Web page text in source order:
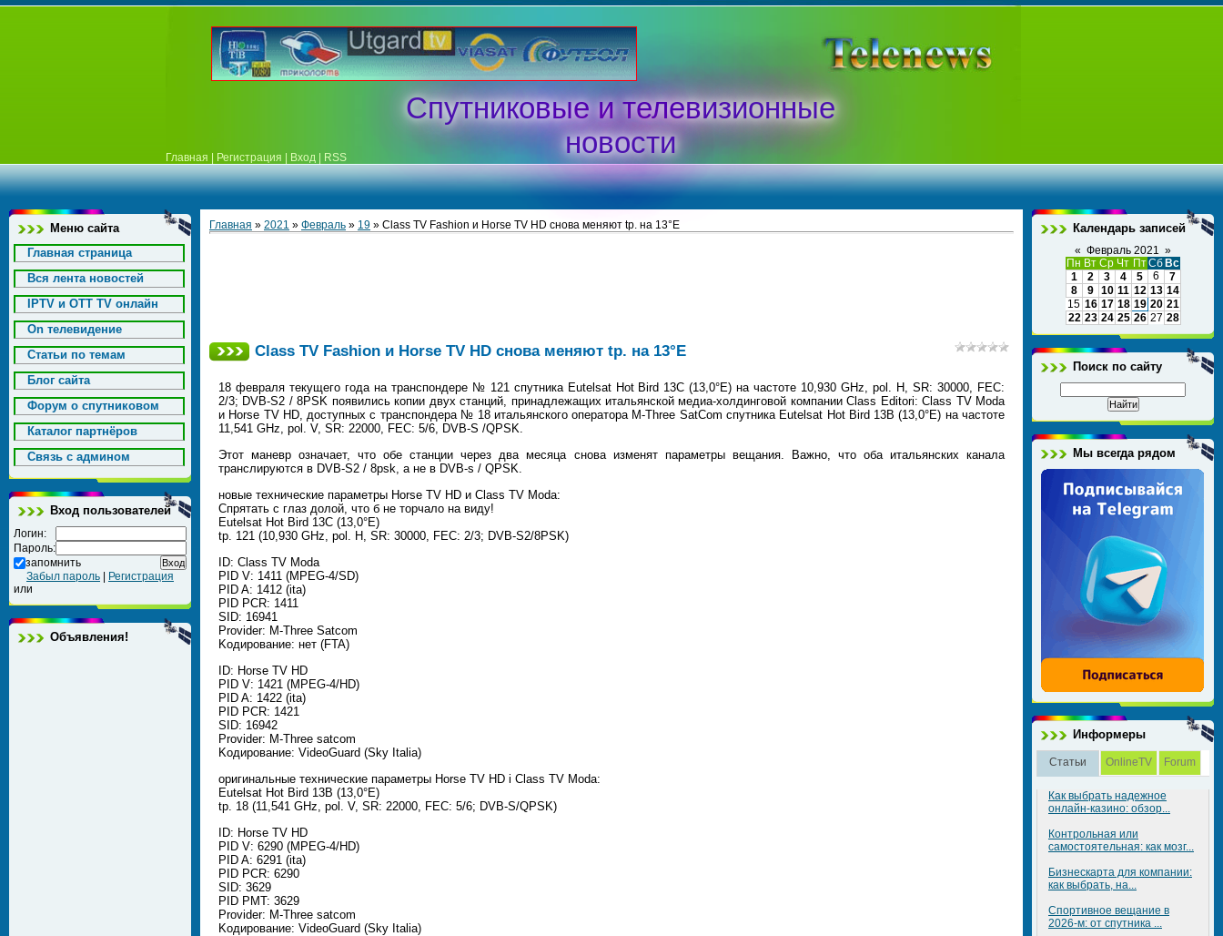
Спутниковые и телевизионные
новости
Главная Регистрация Вход RSS
Меню сайта
Главная страница
Вся лента новостей
IPTV и OTT TV онлайн
On телевидение
Статьи по темам
Блог сайта
Форум о спутниковом
Каталог партнёров
Cвязь с админом
Вход пользователей
Логин:
Пароль:
запомнить
Забыл пароль
Регистрация
или
Объявления!
Главная » 2021 » Февраль » 19 » Class TV Fashion и Horse TV HD снова меняют tp. на 13°E
Class TV Fashion и Horse TV HD снова меняют tp. на 13°E
18 февраля текущего года на транспондере № 121 спутника Eutelsat Hot Bird 13C (13,0°E) на частоте 10,930 GHz, pol. H, SR: 30000, FEC:
2/3; DVB-S2 / 8PSK появились копии двух станций, принадлежащих итальянской медиа-холдинговой компании Class Editori: Class TV Moda
и Horse TV HD, доступных с транспондера № 18 итальянского оператора M-Three SatCom спутника Eutelsat Hot Bird 13B (13,0°E) на частоте
11,541 GHz, pol. V, SR: 22000, FEC: 5/6, DVB-S /QPSK.
Этот маневр означает, что обе станции через два месяца снова изменят параметры вещания. Важно, что оба итальянских канала
транслируются в DVB-S2 / 8psk, а не в DVB-s / QPSK.
новые технические параметры Horse TV HD и Class TV Moda:
Спрятать с глаз долой, что б не торчало на виду!
Eutelsat Hot Bird 13C (13,0°E)
tp. 121 (10,930 GHz, pol. H, SR: 30000, FEC: 2/3; DVB-S2/8PSK)
ID: Class TV Moda
PID V: 1411 (MPEG-4/SD)
PID A: 1412 (ita)
PID PCR: 1411
SID: 16941
Provider: M-Three Satcom
Koдирование: нет (FTA)
ID: Horse TV HD
PID V: 1421 (MPEG-4/HD)
PID A: 1422 (ita)
PID PCR: 1421
SID: 16942
Provider: M-Three satcom
Koдирование: VideoGuard (Sky Italia)
оригинальные технические параметры Horse TV HD i Class TV Moda:
Eutelsat Hot Bird 13B (13,0°E)
tp. 18 (11,541 GHz, pol. V, SR: 22000, FEC: 5/6; DVB-S/QPSK)
ID: Horse TV HD
PID V: 6290 (MPEG-4/HD)
PID A: 6291 (ita)
PID PCR: 6290
SID: 3629
PID PMT: 3629
Provider: M-Three satcom
Koдирование: VideoGuard (Sky Italia)
Календарь записей
« Февраль 2021 »
Пн Вт Ср Чт ПтСб Вс
1
2 3 4 5 6
7
8
9 10 11 12 13 14
15 16 17 18 19 20 21
22 23 24 25 26 27 28
Поиск по сайту
Мы всегда рядом
Информеры
Статьи OnlineTV Forum
Как выбрать надежное
онлайн-казино: обзор...
Контрольная или
самостоятельная: как мозг...
Бизнескарта для компании:
как выбрать, на...
Спортивное вещание в
2026-м: от спутника ...